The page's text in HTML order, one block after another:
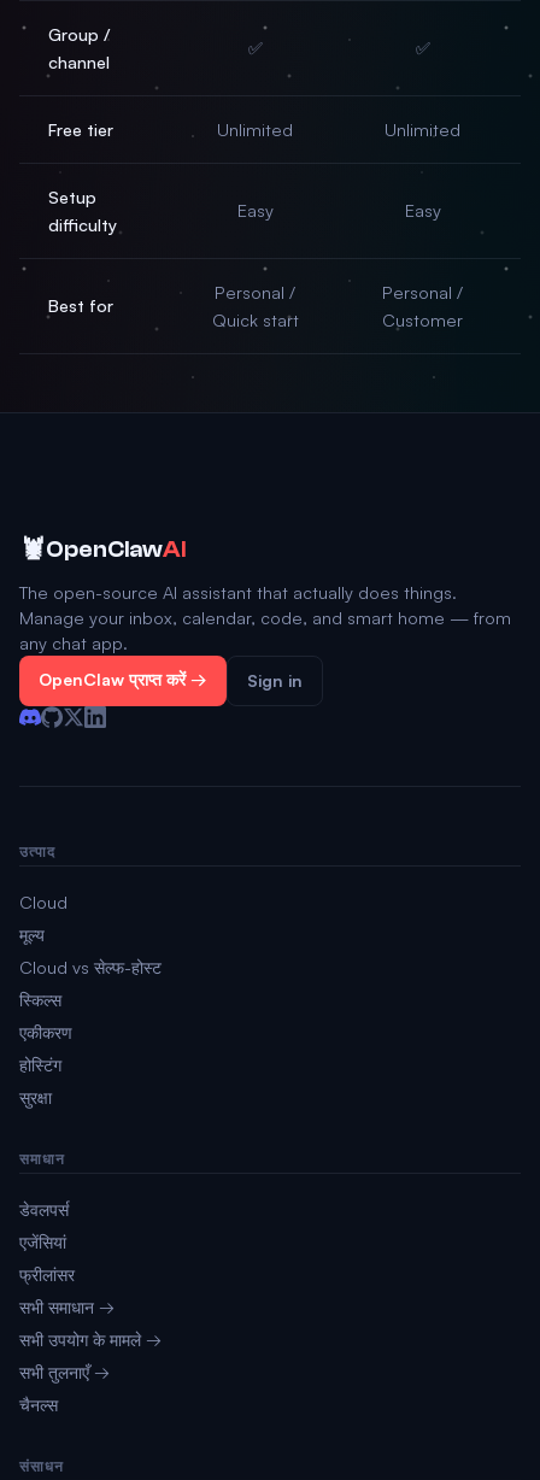
Group /
channel
✅ ✅
Free tier Unlimited Unlimited
Setup
difficulty
Easy Easy
Best for
Personal /
Quick start
Personal /
Customer
🦞OpenClawAI
The open-source AI assistant that actually does things.
Manage your inbox, calendar, code, and smart home — from
any chat app.
OpenClaw प्राप्त करें → Sign in
उत्पाद
Cloud
मूल्य
Cloud vs सेल्फ-होस्ट
स्किल्स
एकीकरण
होस्टिंग
सुरक्षा
समाधान
डेवलपर्स
एजेंसियां
फ्रीलांसर
सभी समाधान →
सभी उपयोग के मामले →
सभी तुलनाएँ →
चैनल्स
संसाधन